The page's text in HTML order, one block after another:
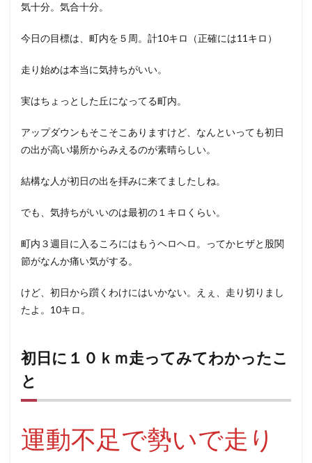
気十分。気合十分。
今日の目標は、町内を５周。計10キロ（正確には11キロ）
走り始めは本当に気持ちがいい。
実はちょっとした丘になってる町内。
アップダウンもそこそこありますけど、なんといっても初日
の出が高い場所からみえるのが素晴らしい。
結構な人が初日の出を拝みに来てましたしね。
でも、気持ちがいいのは最初の１キロくらい。
町内３週目に入るころにはもうヘロヘロ。ってかヒザと股関
節がなんか痛い気がする。
けど、初日から躓くわけにはいかない。えぇ、走り切りまし
たよ。10キロ。
初日に１０ｋｍ走ってみてわかったこ
と
運動不足で勢いで走り